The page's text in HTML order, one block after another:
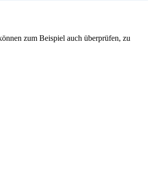
zum Beispiel auch überprüfen, zu